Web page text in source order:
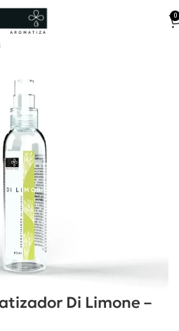
0
code: WDPILLS23
Di Limone –